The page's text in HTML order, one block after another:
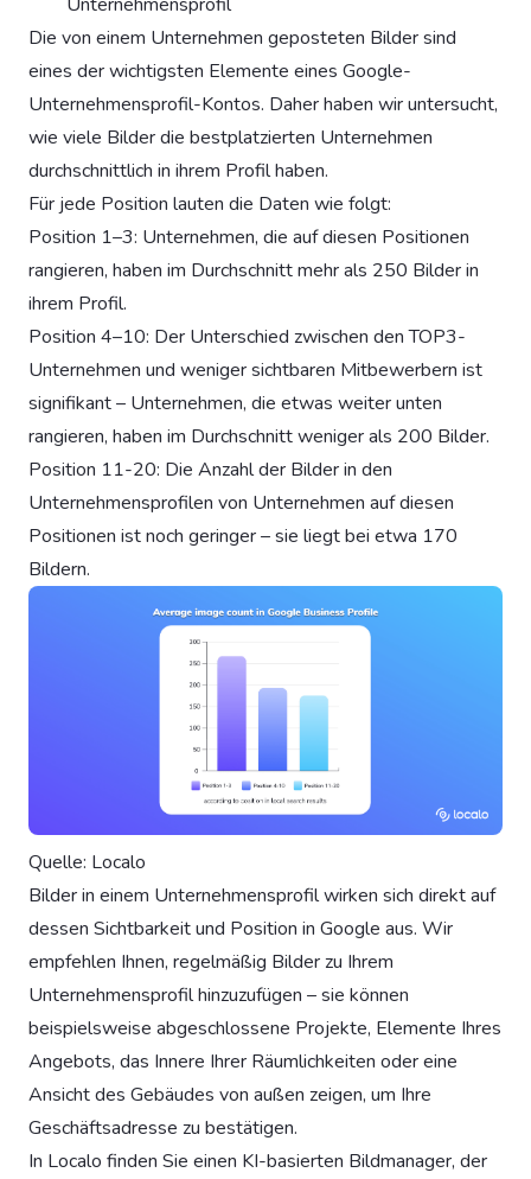
Die von einem Unternehmen geposteten Bilder sind
eines der wichtigsten Elemente eines Google-
Unternehmensprofil-Kontos. Daher haben wir untersucht,
wie viele Bilder die bestplatzierten Unternehmen
durchschnittlich in ihrem Profil haben.
Für jede Position lauten die Daten wie folgt:
Position 1–3: Unternehmen, die auf diesen Positionen
rangieren, haben im Durchschnitt mehr als 250 Bilder in
ihrem Profil.
Position 4–10: Der Unterschied zwischen den TOP3-
Unternehmen und weniger sichtbaren Mitbewerbern ist
signifikant – Unternehmen, die etwas weiter unten
rangieren, haben im Durchschnitt weniger als 200 Bilder.
Position 11-20: Die Anzahl der Bilder in den
Unternehmensprofilen von Unternehmen auf diesen
Positionen ist noch geringer – sie liegt bei etwa 170
Bildern.
Quelle: Localo
Bilder in einem Unternehmensprofil wirken sich direkt auf
dessen Sichtbarkeit und Position in Google aus. Wir
empfehlen Ihnen, regelmäßig Bilder zu Ihrem
Unternehmensprofil hinzuzufügen – sie können
beispielsweise abgeschlossene Projekte, Elemente Ihres
Angebots, das Innere Ihrer Räumlichkeiten oder eine
Ansicht des Gebäudes von außen zeigen, um Ihre
Geschäftsadresse zu bestätigen.
In Localo finden Sie einen KI-basierten Bildmanager, der